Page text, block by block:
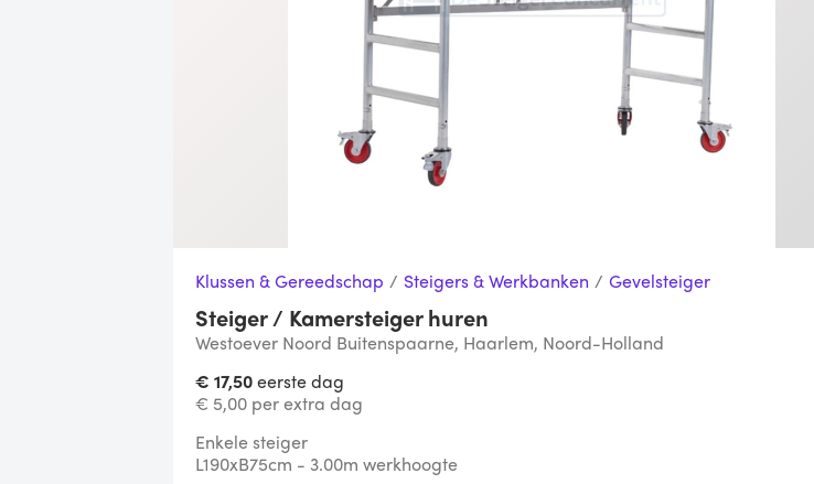
Klussen & Gereedschap / Steigers & Werkbanken / Gevelsteiger
Steiger / Kamersteiger huren
Westoever Noord Buitenspaarne, Haarlem, Noord-Holland
€ 17,50eerste dag
€ 5,00 per extra dag
Enkele steiger
L190xB75cm - 3.00m werkhoogte